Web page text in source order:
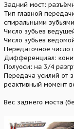
Задний мост:
Тип главной
спиральными зубьями
Число зубьев
Число зубьев
Передаточное число
Дифференциал:
Полуоси: на 3/4
Передача усилий от
реактивный момент
Вес заднего моста